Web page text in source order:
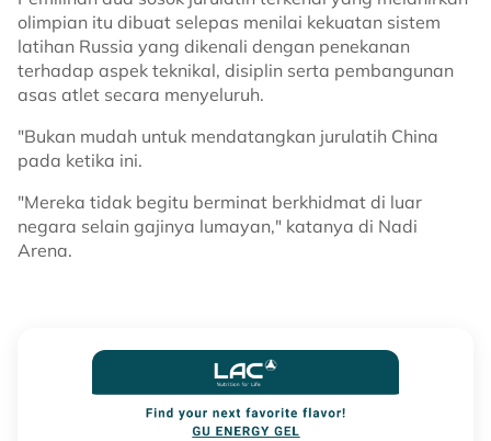
olimpian itu dibuat selepas menilai kekuatan sistem
latihan Russia yang dikenali dengan penekanan
terhadap aspek teknikal, disiplin serta pembangunan
asas atlet secara menyeluruh.
"Bukan mudah untuk mendatangkan jurulatih China
pada ketika ini.
"Mereka tidak begitu berminat berkhidmat di luar
negara selain gajinya lumayan," katanya di Nadi
Arena.